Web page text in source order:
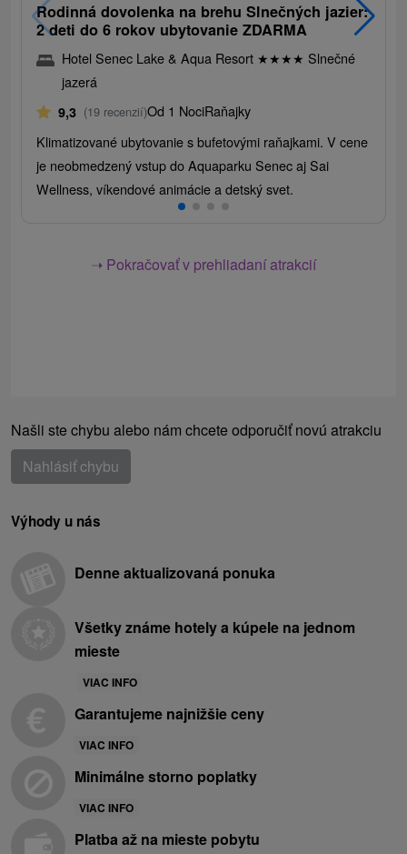
Rodinná dovolenka na brehu Slnečných jazier:
2 deti do 6 rokov ubytovanie ZDARMA
Hotel Senec Lake & Aqua Resort ★★★★ Slnečné
jazerá
9,3 (19 recenzií)Od 1 NociRaňajky
Klimatizované ubytovanie s bufetovými raňajkami. V cene
je neobmedzený vstup do Aquaparku Senec aj Sai
Wellness, víkendové animácie a detský svet.
➝ Pokračovať v prehliadaní atrakcií
Našli ste chybu alebo nám chcete odporučiť novú atrakciu
Nahlásiť chybu
Výhody u nás
Denne aktualizovaná ponuka
Všetky známe hotely a kúpele na jednom
mieste
VIAC INFO
Garantujeme najnižšie ceny
VIAC INFO
Minimálne storno poplatky
VIAC INFO
Platba až na mieste pobytu